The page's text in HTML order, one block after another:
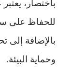
باختصار،
للحفاظ على
بالإضافة إلى
وحماية البيئة.